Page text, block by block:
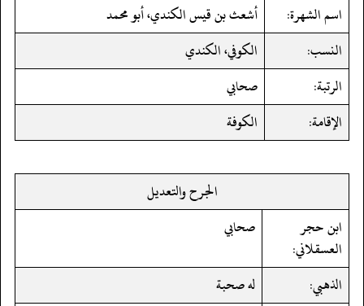
اسم الشهرة:
أشعث بن قيس الكندي، أبو محمد
النسب:
الكوفي، الكندي
الرتبة:
صحابي
الإقامة:
الكوفة
الجرح والتعديل
ابن حجر
العسقلاني:
صحابي
الذهبي:
له صحبة